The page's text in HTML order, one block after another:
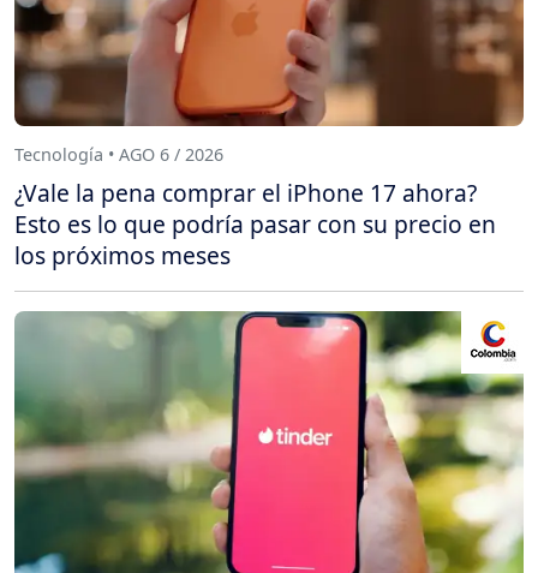
Tecnología • AGO 6 / 2026
¿Vale la pena comprar el iPhone 17 ahora?
Esto es lo que podría pasar con su precio en
los próximos meses